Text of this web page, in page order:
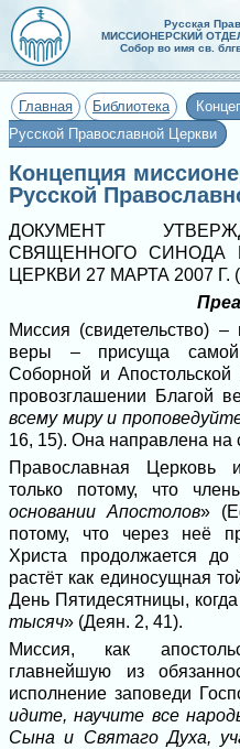
Русская
МИССИОНЕРСКИЙ
Собор во имя св.
Главная Библиотека
Русской Православной Церкви
Концепция
Русской
ДОКУМЕНТ
СВЯЩЕННОГО СИНОДА
ЦЕРКВИ 27 МАРТА 2007
Миссия (свидетельство)
веры – присуща
Соборной и
провозглашении Благой
всему миру и
16, 15). Она направлена на
Православная Церковь
только потому, что
основании Апостолов»
потому, что через неё
Христа продолжается
растёт как единосущная
День Пятидесятницы,
тысяч» (Деян. 2, 41).
Миссия, как
главнейшую из
исполнение заповеди
идите, научите все
Сына и Святаго Духа,